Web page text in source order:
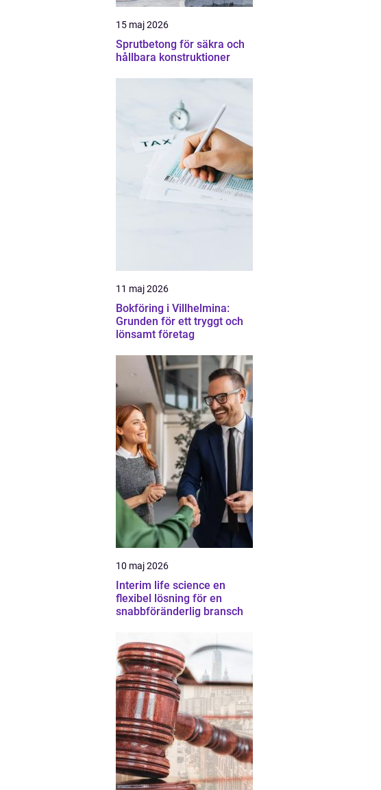
15 maj 2026
Sprutbetong för säkra och
hållbara konstruktioner
11 maj 2026
Bokföring i Villhelmina:
Grunden för ett tryggt och
lönsamt företag
10 maj 2026
Interim life science en
flexibel lösning för en
snabbföränderlig bransch